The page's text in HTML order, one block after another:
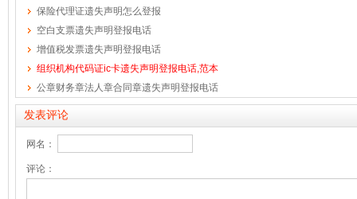
保险代理证遗失声明怎么登报
空白支票遗失声明登报电话
增值税发票遗失声明登报电话
组织机构代码证ic卡遗失声明登报电话,范本
公章财务章法人章合同章遗失声明登报电话
发表评论
网名：
评论：